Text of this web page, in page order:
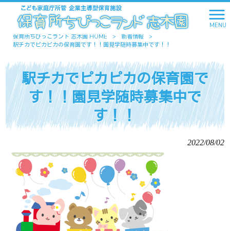
MENU
保育所ちびっこランド 志木園 HOME
> 新着情報
>
駅チカでピカピカの保育園です！！園見学随時募集中です！！
駅チカでピカピカの保育園で
す！！園見学随時募集中で
す！！
2022/08/02